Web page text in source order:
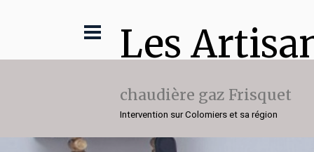
Les
chaudière gaz Frisquet
Intervention sur Colomiers et sa région